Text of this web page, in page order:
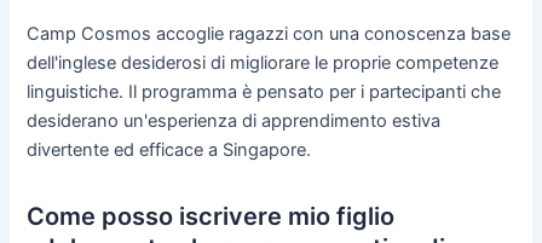
Camp Cosmos accoglie ragazzi con una conoscenza base
dell'inglese desiderosi di migliorare le proprie competenze
linguistiche. Il programma è pensato per i partecipanti che
desiderano un'esperienza di apprendimento estiva
divertente ed efficace a Singapore.
Come posso iscrivere mio figlio